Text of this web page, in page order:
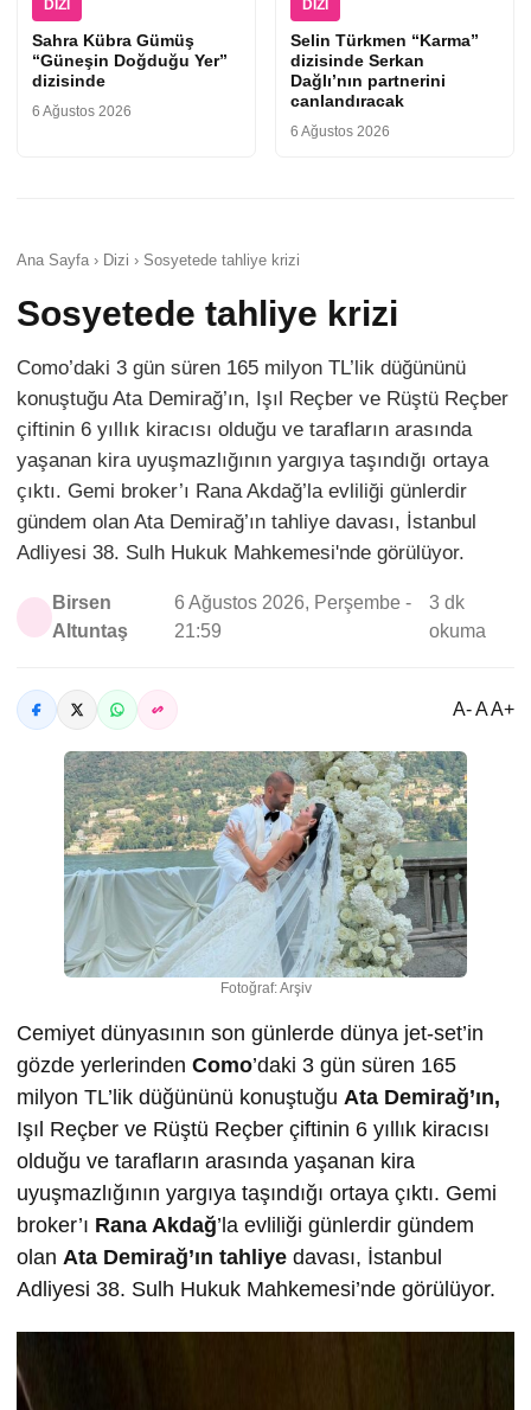
DIZI
Sahra Kübra Gümüş
“Güneşin Doğduğu Yer”
dizisinde
6 Ağustos 2026
DIZI
Selin Türkmen “Karma”
dizisinde Serkan
Dağlı’nın partnerini
canlandıracak
6 Ağustos 2026
Ana Sayfa › Dizi › Sosyetede tahliye krizi
Sosyetede tahliye krizi
Como’daki 3 gün süren 165 milyon TL’lik düğününü
konuştuğu Ata Demirağ’ın, Işıl Reçber ve Rüştü Reçber
çiftinin 6 yıllık kiracısı olduğu ve tarafların arasında
yaşanan kira uyuşmazlığının yargıya taşındığı ortaya
çıktı. Gemi broker’ı Rana Akdağ’la evliliği günlerdir
gündem olan Ata Demirağ’ın tahliye davası, İstanbul
Adliyesi 38. Sulh Hukuk Mahkemesi'nde görülüyor.
Birsen
Altuntaş
6 Ağustos 2026, Perşembe -
21:59
3 dk
okuma
A- A A+
Fotoğraf: Arşiv
Cemiyet dünyasının son günlerde dünya jet-set’in
gözde yerlerinden Como’daki 3 gün süren 165
milyon TL’lik düğününü konuştuğu Ata Demirağ’ın,
Işıl Reçber ve Rüştü Reçber çiftinin 6 yıllık kiracısı
olduğu ve tarafların arasında yaşanan kira
uyuşmazlığının yargıya taşındığı ortaya çıktı. Gemi
broker’ı Rana Akdağ’la evliliği günlerdir gündem
olan Ata Demirağ’ın tahliye davası, İstanbul
Adliyesi 38. Sulh Hukuk Mahkemesi’nde görülüyor.